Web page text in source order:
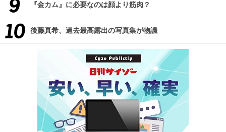
『金カム』に必要なのは顔より筋肉？
後藤真希、過去最高露出の写真集が物議